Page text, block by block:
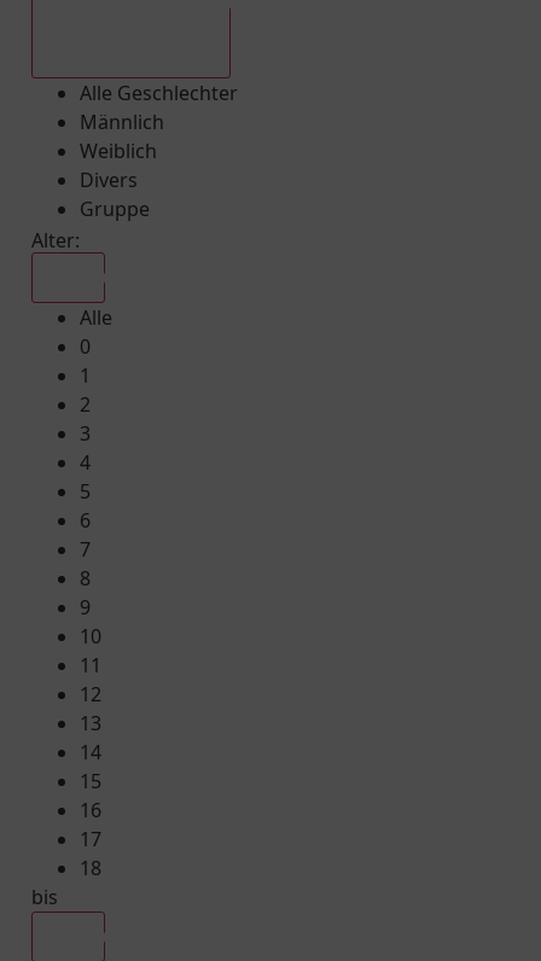
Alle Geschlechter
Männlich
Weiblich
Divers
Gruppe
Alter:
Alle
0
1
2
3
4
5
6
7
8
9
10
11
12
13
14
15
16
17
18
bis